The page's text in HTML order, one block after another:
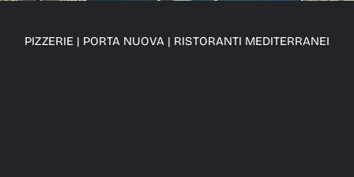
PIZZERIE | PORTA NUOVA | RISTORANTI MEDITERRANEI